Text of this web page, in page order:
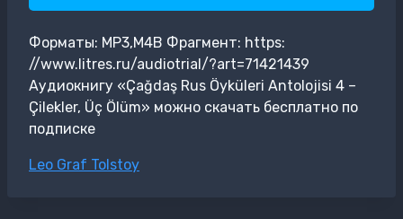
Форматы: MP3,M4B Фрагмент: https:
//www.litres.ru/audiotrial/?art=71421439
Аудиокнигу «Çağdaş Rus Öyküleri Antolojisi 4 –
Çilekler, Üç Ölüm» можно скачать бесплатно по
подписке
Метки
Leo Graf Tolstoy